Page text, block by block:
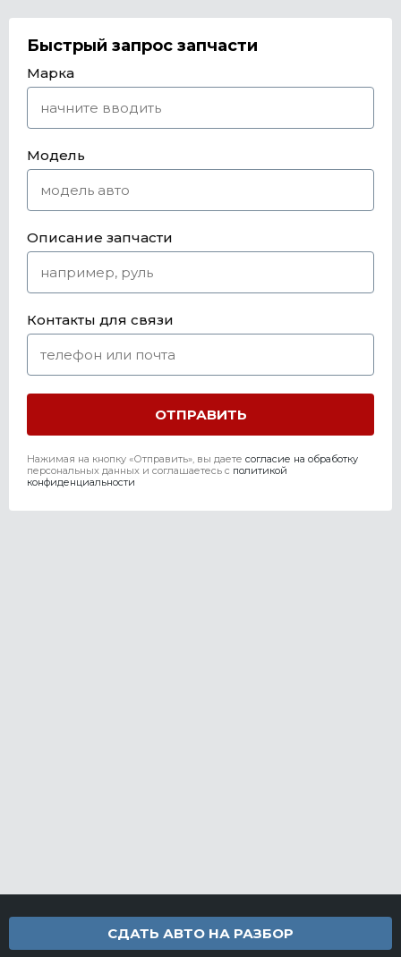
Быстрый запрос запчасти
Марка
Модель
Описание запчасти
Контакты для связи
Нажимая на кнопку «Отправить», вы даете согласие на обработку
персональных данных и соглашаетесь c политикой
конфиденциальности
СДАТЬ АВТО НА РАЗБОР